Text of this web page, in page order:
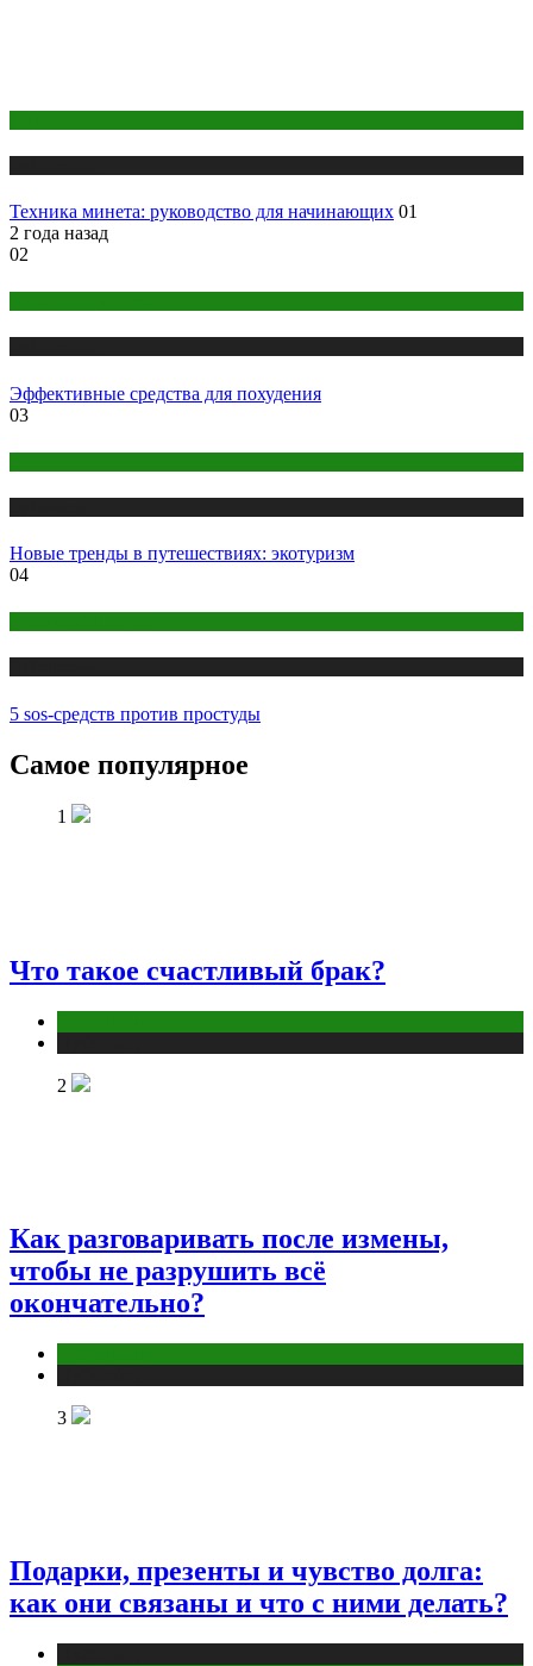
Техника минета: руководство для начинающих 01
2 года назад
02
Эффективные средства для похудения
03
Новые тренды в путешествиях: экотуризм
04
5 sos-средств против простуды
Самое популярное
1
Что такое счастливый брак?
2
Как разговаривать после измены,
чтобы не разрушить всё
окончательно?
3
Подарки, презенты и чувство долга:
как они связаны и что с ними делать?